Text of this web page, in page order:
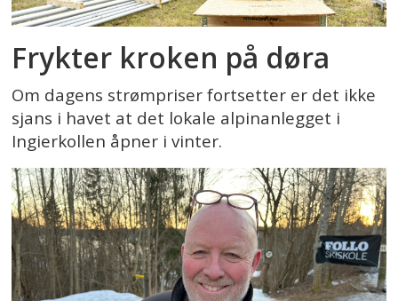
Frykter kroken på døra
Om dagens strømpriser fortsetter er det ikke
sjans i havet at det lokale alpinanlegget i
Ingierkollen åpner i vinter.